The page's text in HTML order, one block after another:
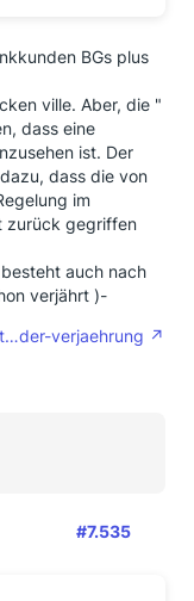
BGs plus
ville. Aber, die "
dass eine
ist. Der
dass die von
im
zurück gegriffen
auch nach
verjährt )-
verjaehrung
#7.535